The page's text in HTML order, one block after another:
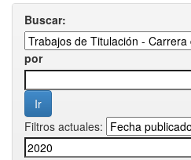
Buscar:
por
Filtros actuales: